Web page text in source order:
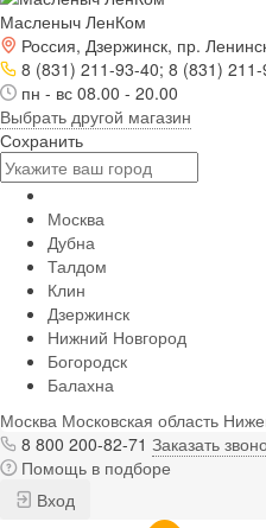
Масленыч ЛенКом
Россия, Дзержинск, пр.
8 (831) 211-93-40; 8 (831)
пн - вс 08.00 - 20.00
Выбрать другой магазин
Сохранить
Москва
Дубна
Талдом
Клин
Дзержинск
Нижний Новгород
Богородск
Балахна
Москва Московская область
8 800 200-82-71 Заказать
Помощь в подборе
Вход